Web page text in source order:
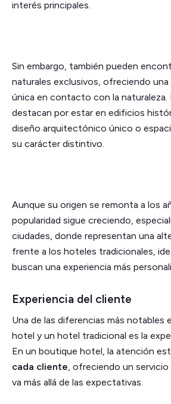
interés principales.
Sin embargo, también pueden
naturales exclusivos, ofreciendo una
única en contacto con la
destacan por estar en edificios
diseño arquitectónico único o
su carácter distintivo.
Aunque su origen se remonta a los
popularidad sigue creciendo,
ciudades, donde representan una
frente a los hoteles tradicionales,
buscan una experiencia más
Experiencia del cliente
Una de las diferencias más notables
hotel y un hotel tradicional es la
En un boutique hotel, la atención
cada cliente, ofreciendo un servicio
va más allá de las expectativas.